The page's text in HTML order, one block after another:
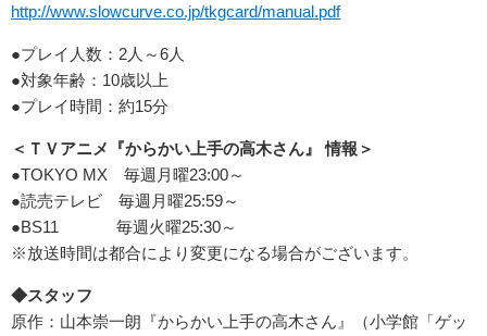
http://www.slowcurve.co.jp/tkgcard/manual.pdf
●プレイ人数：2人～6人
●対象年齢：10歳以上
●プレイ時間：約15分
＜ＴＶアニメ『からかい上手の高木さん』
情報＞
●TOKYO MX 毎週月曜23:00～
●読売テレビ 毎週月曜25:59～
●BS11 毎週火曜25:30～
※放送時間は都合により変更になる場合がございます。
◆スタッフ
原作：山本崇一朗『からかい上手の高木さん』（小学館「ゲッ